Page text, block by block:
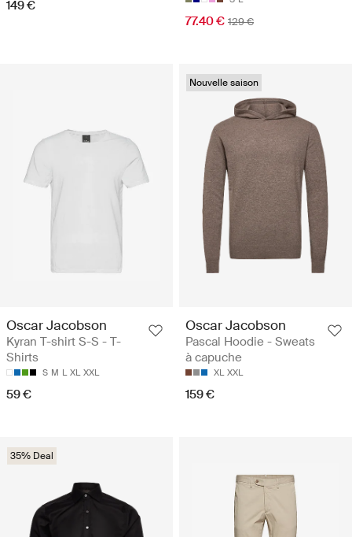
149 €
77.40 € 129 €
Oscar Jacobson
Kyran T-shirt S-S - T-
Shirts
S M L XL XXL
59 €
Nouvelle saison
Oscar Jacobson
Pascal Hoodie - Sweats
à capuche
XL XXL
159 €
35% Deal